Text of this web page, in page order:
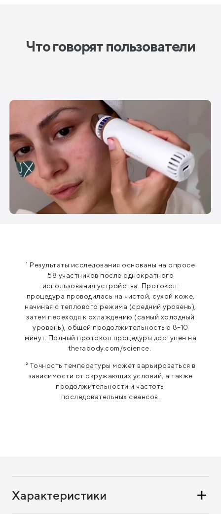
Что говорят пользователи
¹ Результаты исследования основаны на опросе
58 участников после однократного
использования устройства. Протокол:
процедура проводилась на чистой, сухой коже,
начиная с теплового режима (средний уровень),
затем переходя к охлаждению (самый холодный
уровень), общей продолжительностью 8–10
минут. Полный протокол процедуры доступен на
therabody.com/science.
² Точность температуры может варьироваться в
зависимости от окружающих условий, а также
продолжительности и частоты
последовательных сеансов.
Характеристики